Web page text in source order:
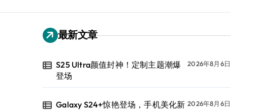
最新文章
S25 Ultra颜值封神！定制主题潮爆
登场
2026年8月6日
Galaxy S24+惊艳登场，手机美化新 2026年8月6日